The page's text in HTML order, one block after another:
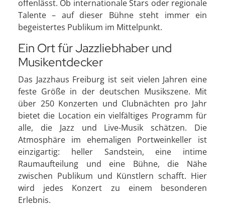
offenlässt. Ob internationale Stars oder regionale
Talente – auf dieser Bühne steht immer ein
begeistertes Publikum im Mittelpunkt.
Ein Ort für Jazzliebhaber und
Musikentdecker
Das Jazzhaus Freiburg ist seit vielen Jahren eine
feste Größe in der deutschen Musikszene. Mit
über 250 Konzerten und Clubnächten pro Jahr
bietet die Location ein vielfältiges Programm für
alle, die Jazz und Live-Musik schätzen. Die
Atmosphäre im ehemaligen Portweinkeller ist
einzigartig: heller Sandstein, eine intime
Raumaufteilung und eine Bühne, die Nähe
zwischen Publikum und Künstlern schafft. Hier
wird jedes Konzert zu einem besonderen
Erlebnis.